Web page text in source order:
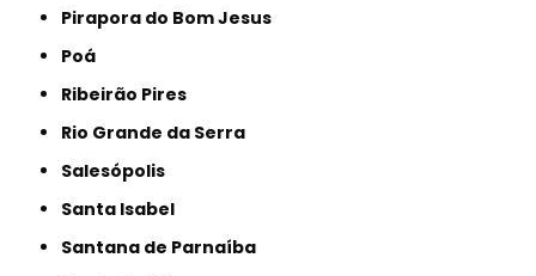
Pirapora do Bom Jesus
Poá
Ribeirão Pires
Rio Grande da Serra
Salesópolis
Santa Isabel
Santana de Parnaíba